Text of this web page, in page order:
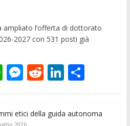
ampliato l’offerta di dottorato
2027 con 531 posti già
W
s
M
ss
e
R
di
Li
e
C
di
etici della guida autonoma
2026